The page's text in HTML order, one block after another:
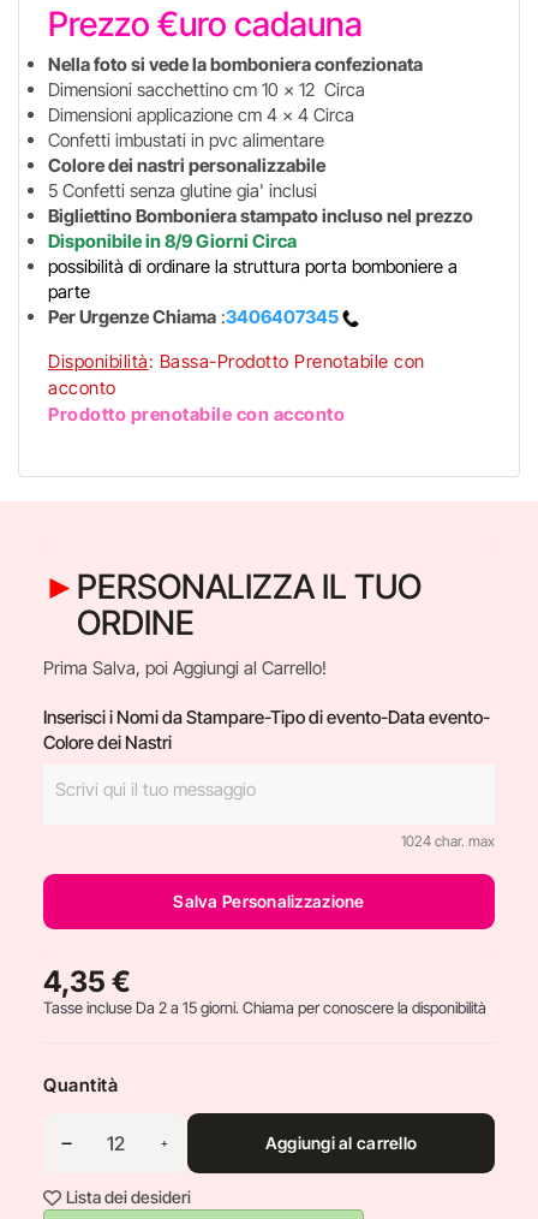
Prezzo €uro cadauna
Nella foto si vede la bomboniera confezionata
Dimensioni sacchettino cm 10 x 12 Circa
Dimensioni applicazione cm 4 x 4 Circa
Confetti imbustati in pvc alimentare
Colore dei nastri personalizzabile
5 Confetti senza glutine gia' inclusi
Bigliettino Bomboniera stampato incluso nel prezzo
Disponibile in 8/9 Giorni Circa
possibilità di ordinare la struttura porta bomboniere a
parte
Per Urgenze Chiama :3406407345
Disponibilità: Bassa-Prodotto Prenotabile con
acconto
Prodotto prenotabile con acconto
PERSONALIZZA IL TUO
ORDINE
Prima Salva, poi Aggiungi al Carrello!
Inserisci i Nomi da Stampare-Tipo di evento-Data evento-
Colore dei Nastri
1024 char. max
Salva Personalizzazione
4,35 €
Tasse incluseDa 2 a 15 giorni. Chiama per conoscere la disponibilità
Quantità
Aggiungi al carrello
Lista dei desideri